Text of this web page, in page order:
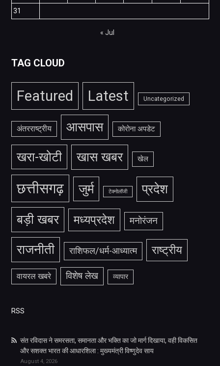
31
« Jul
TAG CLOUD
Featured Latest Uncategorized
अंतरराष्ट्रीय आसपास कोरोना अपडेट
खरा-खोटी खास खबर खेल
छत्तीसगढ़ जुर्म टेक्नोलॉजी प्रदेश
बड़ी खबर मध्यप्रदेश मनोरंजन
राजनीती राशिफल/धर्म-आध्यात्म राष्ट्रीय
वायरल खबरे विशेष लेख व्यापार
RSS
संत रविदास ने समरसता, समानता और भक्ति का जो मार्ग दिखाया, वही विकसित
और सशक्त भारत की आधारशिला : मुख्यमंत्री विष्णुदेव साय
August 4, 2026